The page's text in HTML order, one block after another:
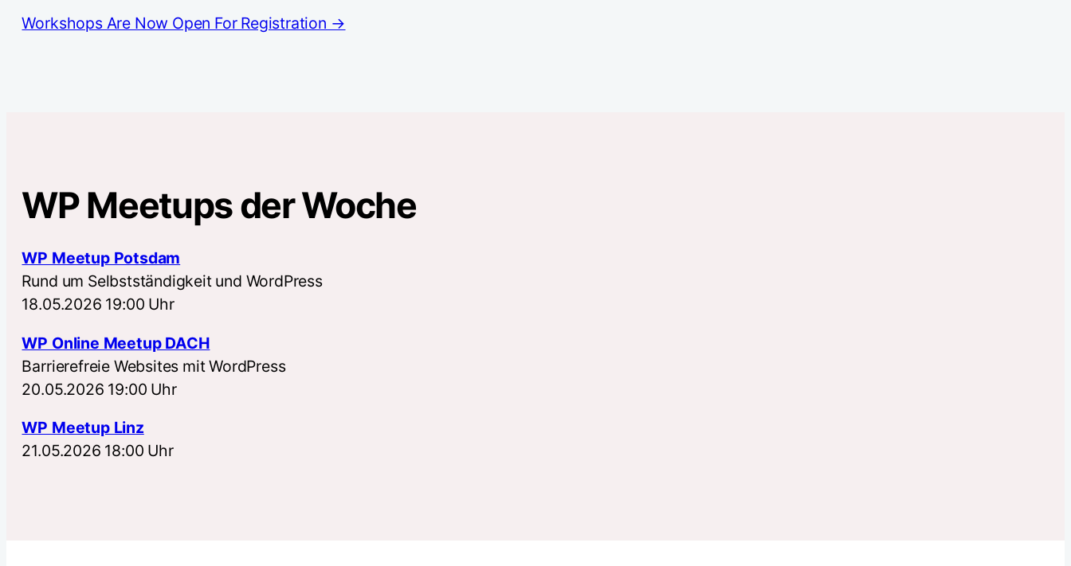
Workshops Are Now Open For Registration →
WP Meetups der Woche
WP Meetup Potsdam
Rund um Selbstständigkeit und WordPress
18.05.2026 19:00 Uhr
WP Online Meetup DACH
Barrierefreie Websites mit WordPress
20.05.2026 19:00 Uhr
WP Meetup Linz
21.05.2026 18:00 Uhr